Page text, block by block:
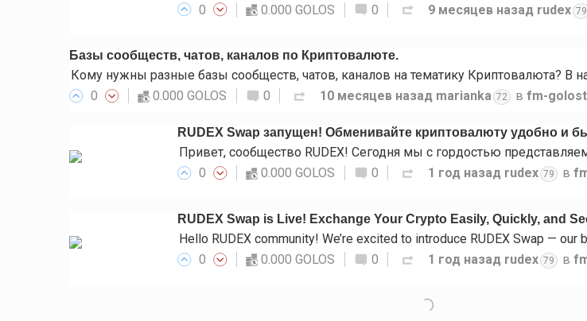
0
0.000 GOLOS 0 9 месяцев назад rudex 79
Базы сообществ, чатов, каналов по Криптовалюте.
0
0.000 GOLOS 0 10 месяцев назад marianka 72 в fm-
RUDEX Swap запущен! Обменивайте криптовалюту удобно и
0
0.000 GOLOS 0 1 год назад rudex 79 в
RUDEX Swap is Live! Exchange Your Crypto Easily, Quickly, and
0
0.000 GOLOS 0 1 год назад rudex 79 в